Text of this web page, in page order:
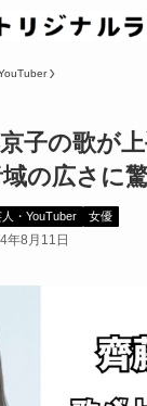
京子の歌が
の広さに驚
・YouTuber 女優
年8月11日